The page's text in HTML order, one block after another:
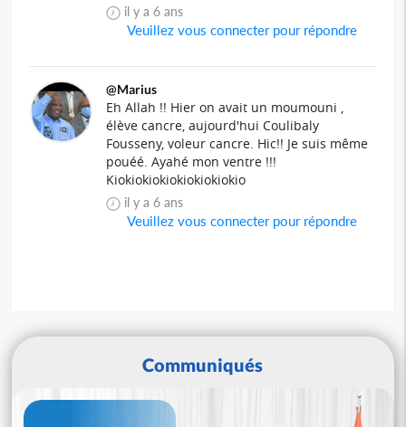
il y a 6 ans
Veuillez vous connecter pour répondre
@Marius
Eh Allah !! Hier on avait un moumouni ,
élève cancre, aujourd'hui Coulibaly
Fousseny, voleur cancre. Hic!! Je suis même
pouéé. Ayahé mon ventre !!!
Kiokiokiokiokiokiokiokio
il y a 6 ans
Veuillez vous connecter pour répondre
Communiqués